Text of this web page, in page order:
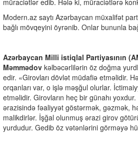
müraciətlər edib. Hələ ki, müraciətlərə
Modern.az saytı Azərbaycan müxalifət
bağlı mövqeyini öyrənib. Onlar bununla
Azərbaycan Milli istiqlal Partiyasının
Məmmədov kəlbəcərlilərin öz doğma
edir. «Girovları dövlət müdafiə etməlidir.
orqanları var, o işlə məşğul olurlar.
etməlidir. Girovların heç bir günahı
ərazisində fəaliyyət göstərmək, gəzmək,
malikdirlər. İşğal olunmuş ərazi girov
yurdudur. Gedib öz vətənlərini görməyə